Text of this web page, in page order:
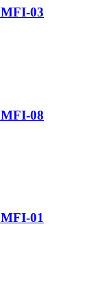
03
08
01